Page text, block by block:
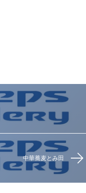
中華蕎麦とみ田